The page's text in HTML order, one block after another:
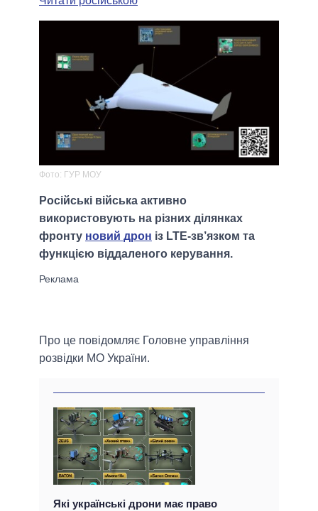
Фото: ГУР МОУ
Російські війська активно
використовують на різних ділянках
фронту новий дрон із LTE-зв’язком та
функцією віддаленого керування.
Про це повiдомляє Головне управлiння
розвiдки МО України.
Які українські дрони має право